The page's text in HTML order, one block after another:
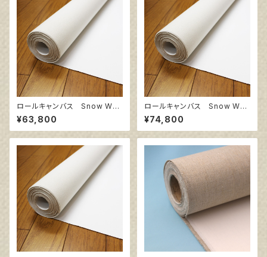
ロールキャンバス Snow Whit
e SPC 172㎝巾×10m巻
¥63,800
ロールキャンバス Snow Whit
e SPC 206㎝巾×10m巻
¥74,800